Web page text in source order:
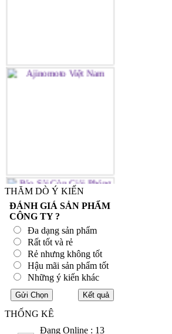
THĂM DÒ Ý KIẾN
ĐÁNH GIÁ SẢN PHẨM
CÔNG TY ?
Đa dạng sản phẩm
Rất tốt và rẻ
Rẻ nhưng không tốt
Hậu mãi sản phẩm tốt
Những ý kiến khác
THỐNG KÊ
Đang Online : 13